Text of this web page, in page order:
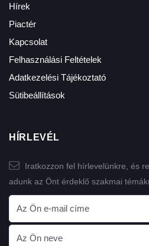
Hírek
Piactér
Kapcsolat
Felhasználási Feltételek
Adatkezelési Tájékoztató
Sütibeállítások
HÍRLEVÉL
Iratkozzon fel hírlevelünkre, és
adunk az Önt érdeklő szakmai